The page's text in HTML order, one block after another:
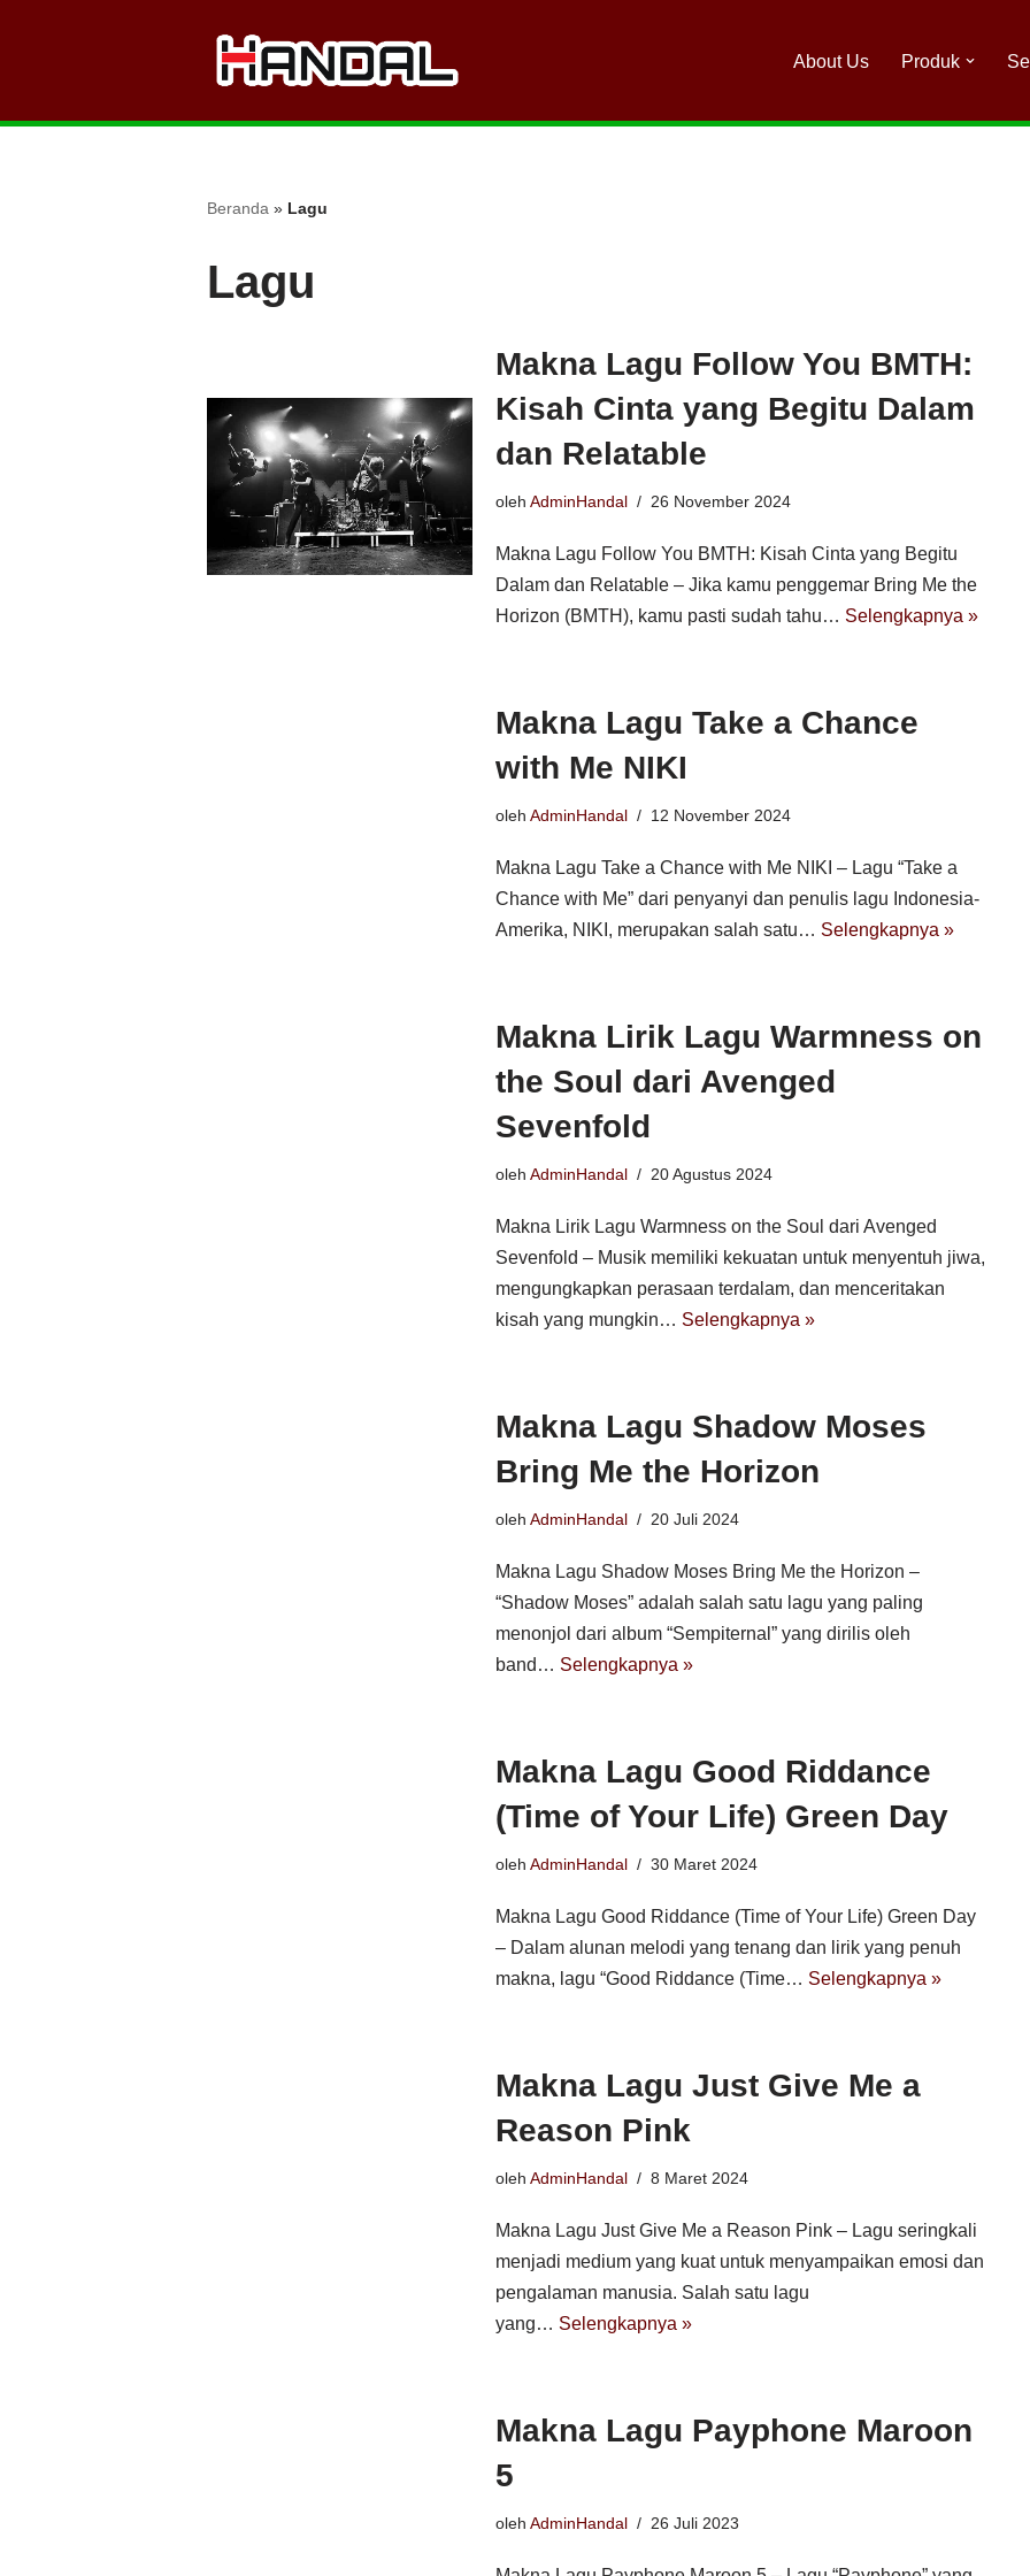
konten
About Us Produk
Beranda » Lagu
Lagu
Makna Lagu Follow You BMTH:
Kisah Cinta yang Begitu Dalam
dan Relatable
oleh AdminHandal 26 November 2024
Makna Lagu Follow You BMTH: Kisah Cinta yang Begitu
Dalam dan Relatable – Jika kamu penggemar Bring Me the
Horizon (BMTH), kamu pasti sudah tahu… Selengkapnya »
Makna Lagu Take a Chance
with Me NIKI
oleh AdminHandal 12 November 2024
Makna Lagu Take a Chance with Me NIKI – Lagu “Take a
Chance with Me” dari penyanyi dan penulis lagu Indonesia-
Amerika, NIKI, merupakan salah satu… Selengkapnya »
Makna Lirik Lagu Warmness on
the Soul dari Avenged
Sevenfold
oleh AdminHandal 20 Agustus 2024
Makna Lirik Lagu Warmness on the Soul dari Avenged
Sevenfold – Musik memiliki kekuatan untuk menyentuh jiwa,
mengungkapkan perasaan terdalam, dan menceritakan
kisah yang mungkin… Selengkapnya »
Makna Lagu Shadow Moses
Bring Me the Horizon
oleh AdminHandal 20 Juli 2024
Makna Lagu Shadow Moses Bring Me the Horizon –
“Shadow Moses” adalah salah satu lagu yang paling
menonjol dari album “Sempiternal” yang dirilis oleh
band… Selengkapnya »
Makna Lagu Good Riddance
(Time of Your Life) Green Day
oleh AdminHandal 30 Maret 2024
Makna Lagu Good Riddance (Time of Your Life) Green Day
– Dalam alunan melodi yang tenang dan lirik yang penuh
makna, lagu “Good Riddance (Time… Selengkapnya »
Makna Lagu Just Give Me a
Reason Pink
oleh AdminHandal 8 Maret 2024
Makna Lagu Just Give Me a Reason Pink – Lagu seringkali
menjadi medium yang kuat untuk menyampaikan emosi dan
pengalaman manusia. Salah satu lagu
yang… Selengkapnya »
Makna Lagu Payphone Maroon
5
oleh AdminHandal 26 Juli 2023